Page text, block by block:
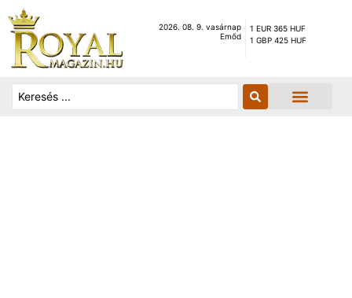
2026. 08. 9. vasárnap
Emőd
1 EUR 365 HUF
1 GBP 425 HUF